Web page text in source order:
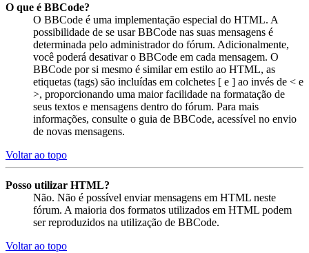
O que é BBCode?
O BBCode é uma implementação especial do HTML. A
possibilidade de se usar BBCode nas suas mensagens é
determinada pelo administrador do fórum. Adicionalmente,
você poderá desativar o BBCode em cada mensagem. O
BBCode por si mesmo é similar em estilo ao HTML, as
etiquetas (tags) são incluídas em colchetes [ e ] ao invés de < e
>, proporcionando uma maior facilidade na formatação de
seus textos e mensagens dentro do fórum. Para mais
informações, consulte o guia de BBCode, acessível no envio
de novas mensagens.
Voltar ao topo
Posso utilizar HTML?
Não. Não é possível enviar mensagens em HTML neste
fórum. A maioria dos formatos utilizados em HTML podem
ser reproduzidos na utilização de BBCode.
Voltar ao topo